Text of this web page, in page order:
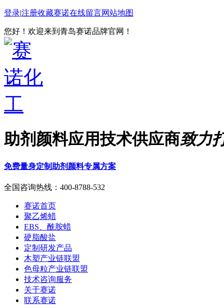
登录|注册收藏赛诺在线留言网站地图
您好！欢迎来到青岛赛诺品牌官网！
助剂颜料应用技术供应商致力
免费量身定制助剂颜料专属方案
全国咨询热线： 400-8788-532
赛诺首页
聚乙烯蜡
EBS、酰胺蜡
硬脂酸盐
定制研发产品
木塑产业链联盟
色母粒产业链联盟
技术咨询服务
关于赛诺
联系赛诺